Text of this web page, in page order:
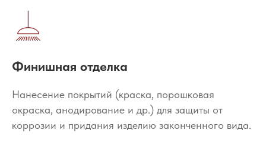
Финишная отделка
Нанесение покрытий (краска, порошковая
окраска, анодирование и др.) для защиты от
коррозии и придания изделию законченного вида.